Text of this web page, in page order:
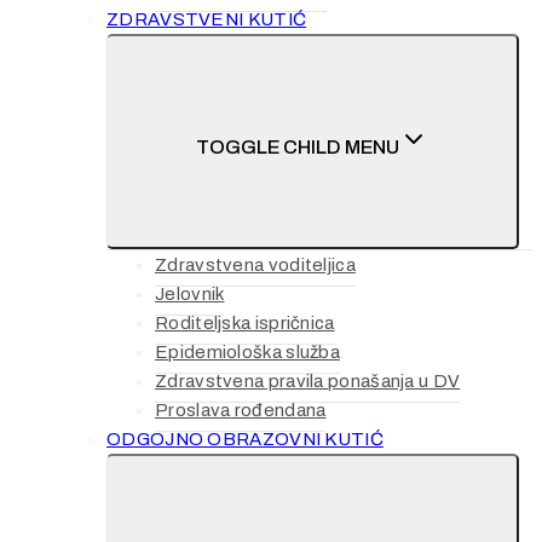
ZDRAVSTVENI KUTIĆ
TOGGLE CHILD MENU
Zdravstvena voditeljica
Jelovnik
Roditeljska ispričnica
Epidemiološka služba
Zdravstvena pravila ponašanja u DV
Proslava rođendana
ODGOJNO OBRAZOVNI KUTIĆ